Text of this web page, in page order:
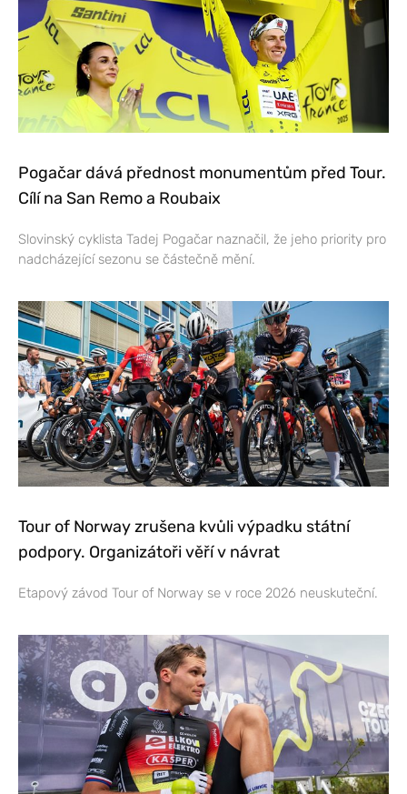
Pogačar dává přednost monumentům před Tour.
Cílí na San Remo a Roubaix
Slovinský cyklista Tadej Pogačar naznačil, že jeho priority pro
nadcházející sezonu se částečně mění.
Tour of Norway zrušena kvůli výpadku státní
podpory. Organizátoři věří v návrat
Etapový závod Tour of Norway se v roce 2026 neuskuteční.